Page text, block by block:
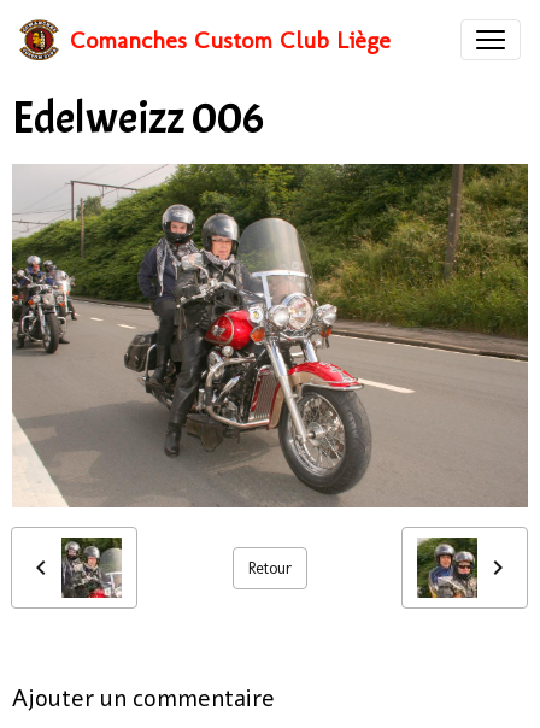
Comanches Custom Club Liège
Edelweizz 006
Retour
Ajouter un commentaire